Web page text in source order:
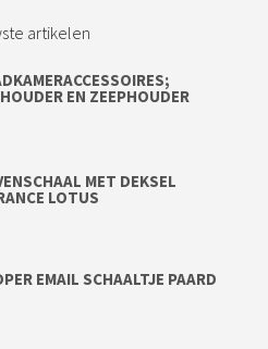
artikelen
EN ZEEPHOUDER
MET DEKSEL
LOTUS
EMAIL SCHAALTJE PAARD